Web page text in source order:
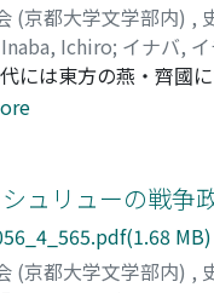
(京都大学文学部内) ,
Inaba, Ichiro; イナバ,
には東方の燕・齊國
活動の活潑化にとも
た秦も燕錢を模して
中國の貨幤は初め商
する。刀貨や布は商人
向のものが選ばれ、
背景下に統一貨幤の
ュリューの戦争
MB)
(京都大学文学部内) ,